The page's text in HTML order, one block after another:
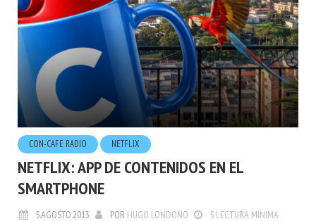
CON-CAFE RADIO NETFLIX
NETFLIX: APP DE CONTENIDOS EN EL
SMARTPHONE